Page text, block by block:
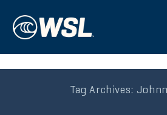
Tag Archives: